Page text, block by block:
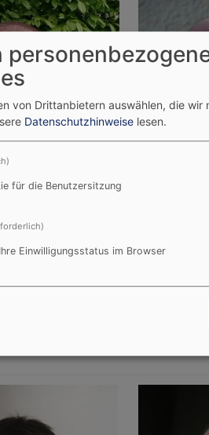
von Drittanbietern auswählen, die wir
Datenschutzhinweise lesen.
für die Benutzersitzung
Einwilligungsstatus im Browser